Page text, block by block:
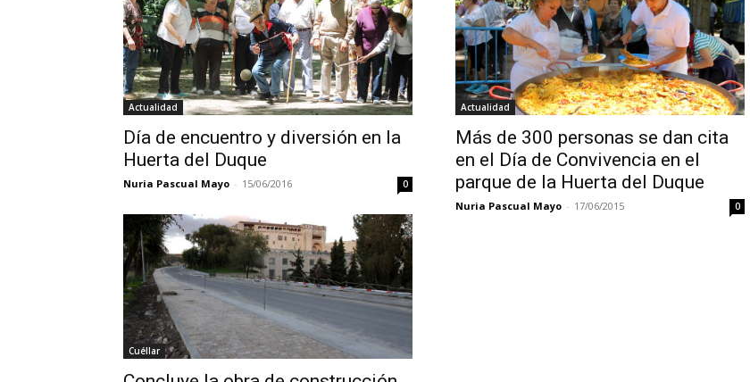
Actualidad
Día de encuentro y diversión en la
Huerta del Duque
Nuria Pascual Mayo - 15/06/2016 0
Actualidad
Más de 300 personas se dan cita
en el Día de Convivencia en el
parque de la Huerta del Duque
Nuria Pascual Mayo - 17/06/2015 0
Cuéllar